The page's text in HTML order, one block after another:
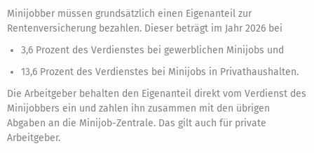
Minijobber müssen grundsätzlich einen Eigenanteil zur
Rentenversicherung bezahlen. Dieser beträgt im Jahr 2026 bei
3,6 Prozent des Verdienstes bei gewerblichen Minijobs und
13,6 Prozent des Verdienstes bei Minijobs in Privathaushalten.
Die Arbeitgeber behalten den Eigenanteil direkt vom Verdienst des
Minijobbers ein und zahlen ihn zusammen mit den übrigen
Abgaben an die Minijob-Zentrale. Das gilt auch für private
Arbeitgeber.